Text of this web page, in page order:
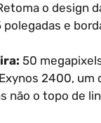
o design
e
50
Exynos 2400, um
não o topo de